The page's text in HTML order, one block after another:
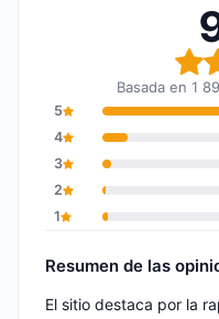
Basada en 1
5
4
3
2
1
Resumen de las
El sitio destaca por la